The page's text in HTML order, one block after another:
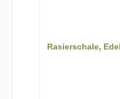
Rasierschale,